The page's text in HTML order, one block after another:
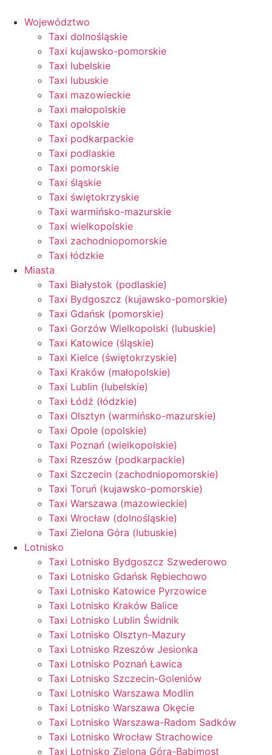
Województwo
Taxi dolnośląskie
Taxi kujawsko-pomorskie
Taxi lubelskie
Taxi lubuskie
Taxi mazowieckie
Taxi małopolskie
Taxi opolskie
Taxi podkarpackie
Taxi podlaskie
Taxi pomorskie
Taxi śląskie
Taxi świętokrzyskie
Taxi warmińsko-mazurskie
Taxi wielkopolskie
Taxi zachodniopomorskie
Taxi łódzkie
Miasta
Taxi Białystok (podlaskie)
Taxi Bydgoszcz (kujawsko-pomorskie)
Taxi Gdańsk (pomorskie)
Taxi Gorzów Wielkopolski (lubuskie)
Taxi Katowice (śląskie)
Taxi Kielce (świętokrzyskie)
Taxi Kraków (małopolskie)
Taxi Lublin (lubelskie)
Taxi Łódź (łódzkie)
Taxi Olsztyn (warmińsko-mazurskie)
Taxi Opole (opolskie)
Taxi Poznań (wielkopolskie)
Taxi Rzeszów (podkarpackie)
Taxi Szczecin (zachodniopomorskie)
Taxi Toruń (kujawsko-pomorskie)
Taxi Warszawa (mazowieckie)
Taxi Wrocław (dolnośląskie)
Taxi Zielona Góra (lubuskie)
Lotnisko
Taxi Lotnisko Bydgoszcz Szwederowo
Taxi Lotnisko Gdańsk Rębiechowo
Taxi Lotnisko Katowice Pyrzowice
Taxi Lotnisko Kraków Balice
Taxi Lotnisko Lublin Świdnik
Taxi Lotnisko Olsztyn-Mazury
Taxi Lotnisko Rzeszów Jesionka
Taxi Lotnisko Poznań Ławica
Taxi Lotnisko Szczecin-Goleniów
Taxi Lotnisko Warszawa Modlin
Taxi Lotnisko Warszawa Okęcie
Taxi Lotnisko Warszawa-Radom Sadków
Taxi Lotnisko Wrocław Strachowice
Taxi Lotnisko Zielona Góra-Babimost